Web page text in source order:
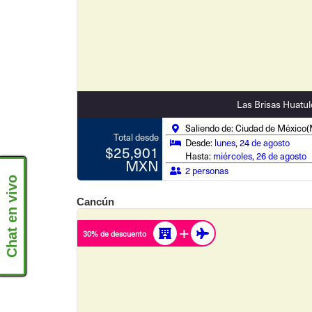
Chat en vivo
Las Brisas
Total desde
$25,901
MXN
Saliendo de: Ciudad de
Desde: lunes, 24 de agosto
Hasta: miércoles, 26 de agosto
2 personas
Cancún
30% de descuento